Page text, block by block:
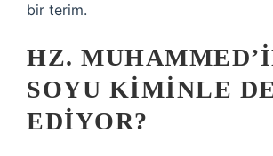
bir terim.
HZ.
SOYU KIMINLE
EDIYOR?